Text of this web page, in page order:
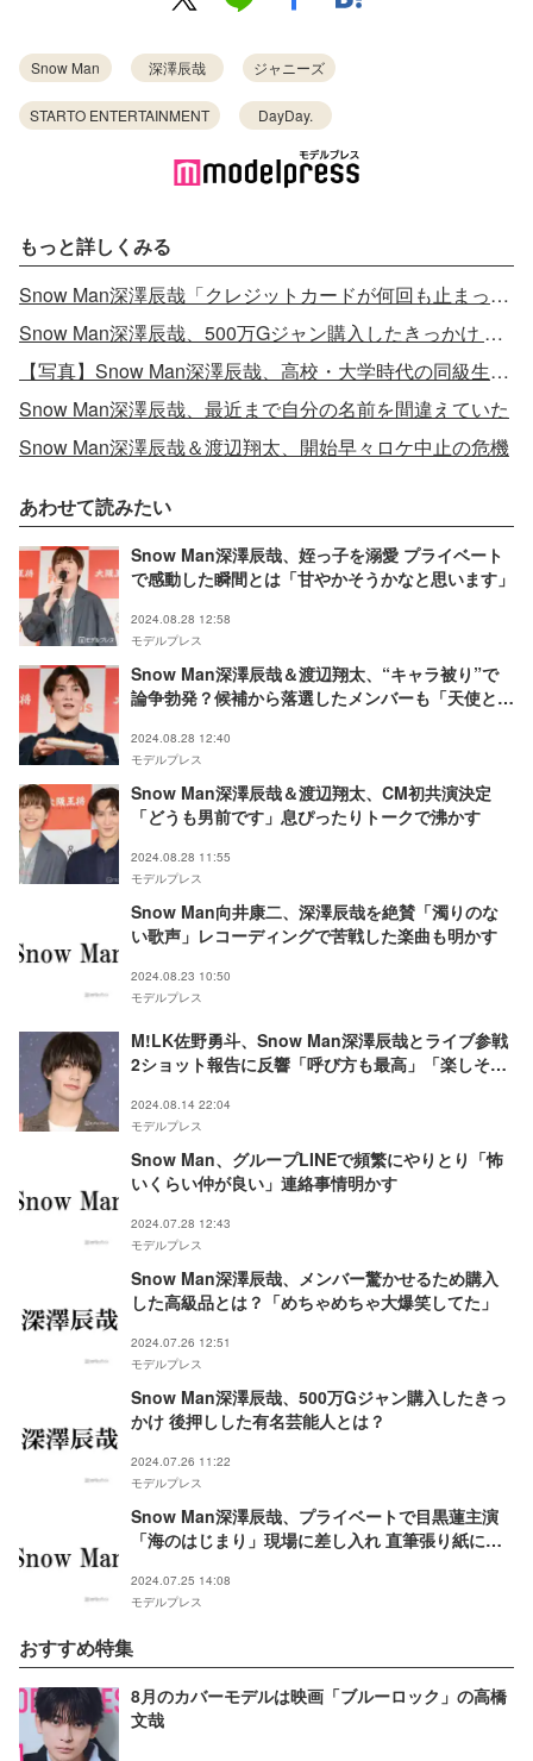
Snow Man 深澤辰哉 ジャニーズ
STARTO ENTERTAINMENT DayDay.
もっと詳しくみる
Snow Man深澤辰哉「クレジットカードが何回も止まって」買い物事情告白
Snow Man深澤辰哉、500万Gジャン購入したきっかけ 後押しした有名芸能人とは？
【写真】Snow Man深澤辰哉、高校・大学時代の同級生明かす
Snow Man深澤辰哉、最近まで自分の名前を間違えていた
Snow Man深澤辰哉＆渡辺翔太、開始早々ロケ中止の危機
あわせて読みたい
Snow Man深澤辰哉、姪っ子を溺愛 プライベート
で感動した瞬間とは「甘やかそうかなと思います」
2024.08.28 12:58
モデルプレス
Snow Man深澤辰哉＆渡辺翔太、“キャラ被り”で
論争勃発？候補から落選したメンバーも「天使とか
2024.08.28 12:40
モデルプレス
Snow Man深澤辰哉＆渡辺翔太、CM初共演決定
「どうも男前です」息ぴったりトークで沸かす
2024.08.28 11:55
モデルプレス
Snow Man向井康二、深澤辰哉を絶賛「濁りのな
い歌声」レコーディングで苦戦した楽曲も明かす
2024.08.23 10:50
モデルプレス
M!LK佐野勇斗、Snow Man深澤辰哉とライブ参戦
2ショット報告に反響「呼び方も最高」「楽しそ
2024.08.14 22:04
モデルプレス
Snow Man、グループLINEで頻繁にやりとり「怖
いくらい仲が良い」連絡事情明かす
2024.07.28 12:43
モデルプレス
Snow Man深澤辰哉、メンバー驚かせるため購入
した高級品とは？「めちゃめちゃ大爆笑してた」
2024.07.26 12:51
モデルプレス
Snow Man深澤辰哉、500万Gジャン購入したきっ
かけ 後押しした有名芸能人とは？
2024.07.26 11:22
モデルプレス
Snow Man深澤辰哉、プライベートで目黒蓮主演
「海のはじまり」現場に差し入れ 直筆張り紙にも
2024.07.25 14:08
モデルプレス
おすすめ特集
8月のカバーモデルは映画「ブルーロック」の高橋
文哉